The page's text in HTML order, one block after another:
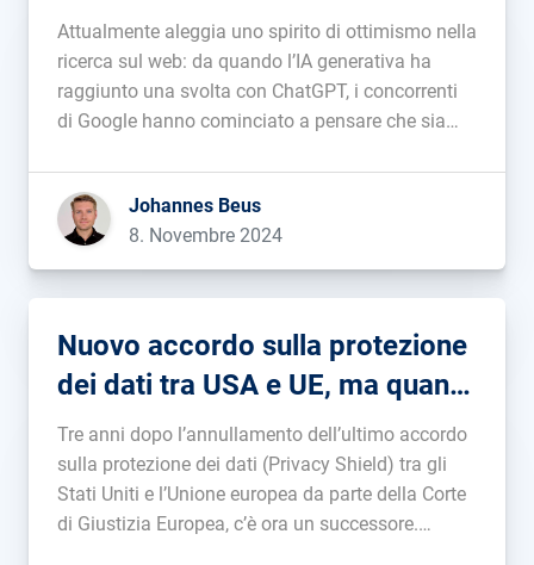
Attualmente aleggia uno spirito di ottimismo nella
ricerca sul web: da quando l’IA generativa ha
raggiunto una svolta con ChatGPT, i concorrenti
di Google hanno cominciato a pensare che sia
suo monopolio online. Ci riusciranno davvero? E
come sta reagendo Google a tutto questo?...
Johannes Beus
8. Novembre 2024
Nuovo accordo sulla protezione
dei dati tra USA e UE, ma quanto
durerà?
Tre anni dopo l’annullamento dell’ultimo accordo
sulla protezione dei dati (Privacy Shield) tra gli
Stati Uniti e l’Unione europea da parte della Corte
di Giustizia Europea, c’è ora un successore.